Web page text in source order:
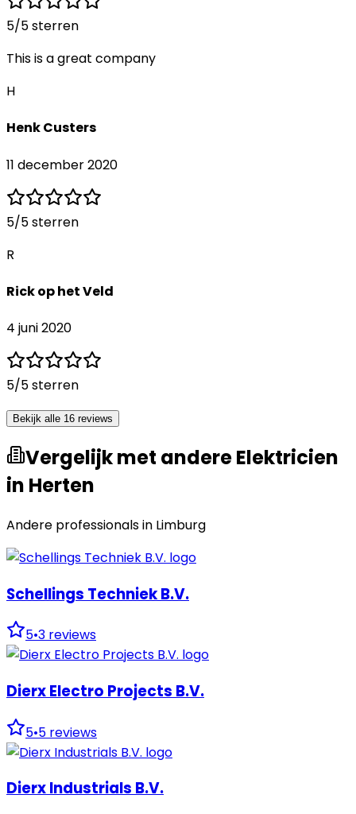
5/5 sterren
This is a great company
H
Henk Custers
11 december 2020
5/5 sterren
R
Rick op het Veld
4 juni 2020
5/5 sterren
Bekijk alle 16 reviews
Vergelijk met andere Elektricien
in Herten
Andere professionals in Limburg
Schellings Techniek B.V.
5•3 reviews
Dierx Electro Projects B.V.
5•5 reviews
Dierx Industrials B.V.